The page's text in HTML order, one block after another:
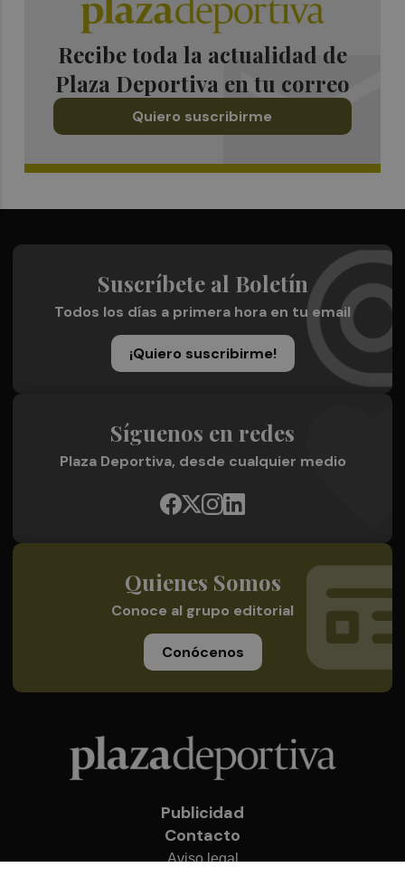
Recibe toda la actualidad de
Plaza Deportiva en tu correo
Quiero suscribirme
Suscríbete al Boletín
Todos los días a primera hora en tu email
¡Quiero suscribirme!
Síguenos en redes
Plaza Deportiva, desde cualquier medio
Quienes Somos
Conoce al grupo editorial
Conócenos
Publicidad
Contacto
Aviso legal